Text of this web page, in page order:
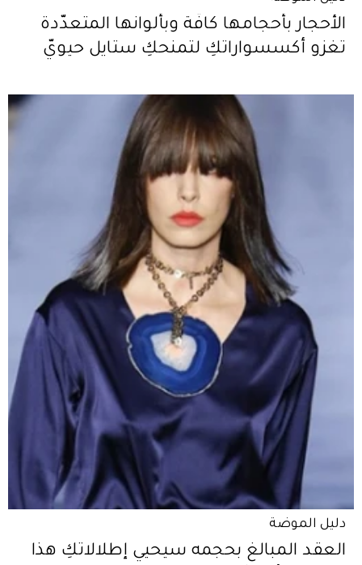
الأحجار بأحجامها كافّة وبألوانها المتعدّدة
تغزو أكسسواراتكِ لتمنحكِ ستايل حيويّ
دليل الموضة
العقد المبالغ بحجمه سيحيي إطلالاتكِ هذا